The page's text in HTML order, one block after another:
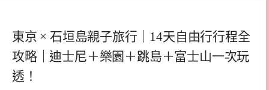
東京 × 石垣島親子旅行｜14天自由行行程全
攻略｜迪士尼＋樂園＋跳島＋富士山一次玩
透！